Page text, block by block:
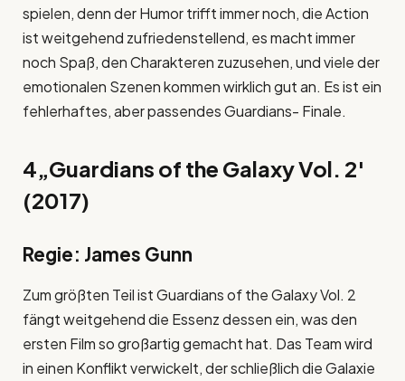
spielen, denn der Humor trifft immer noch, die Action
ist weitgehend zufriedenstellend, es macht immer
noch Spaß, den Charakteren zuzusehen, und viele der
emotionalen Szenen kommen wirklich gut an. Es ist ein
fehlerhaftes, aber passendes Guardians- Finale.
4„Guardians of the Galaxy Vol. 2′
(2017)
Regie: James Gunn
Zum größten Teil ist Guardians of the Galaxy Vol. 2
fängt weitgehend die Essenz dessen ein, was den
ersten Film so großartig gemacht hat. Das Team wird
in einen Konflikt verwickelt, der schließlich die Galaxie